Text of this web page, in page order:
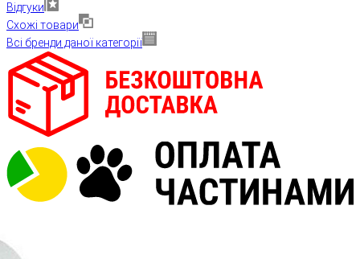
Відгуки
Схожі товари
Всі бренди даної категорії